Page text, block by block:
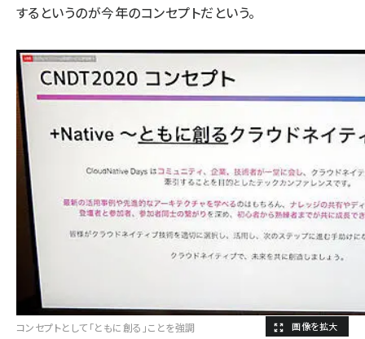
するというのが今年のコンセプトだという。
コンセプトとして「ともに創る」ことを強調